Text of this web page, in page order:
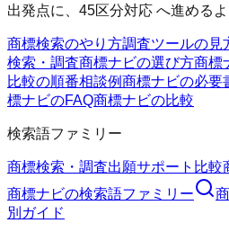
出発点に、45区分対応 へ進める
商標検索のやり方調査ツールの見
検索・調査商標ナビの選び方商標
比較の順番相談例商標ナビの必要
標ナビのFAQ商標ナビの比較
検索語ファミリー
商標検索・調査出願サポート 比較
商標ナビの検索語ファミリー
別ガイド